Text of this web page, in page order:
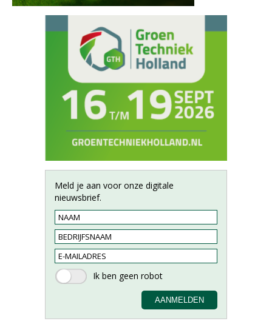
Meld je aan voor onze digitale
nieuwsbrief.